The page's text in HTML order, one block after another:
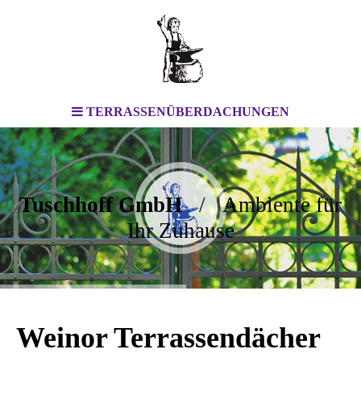
TERRASSENÜBERDACHUNGEN
Tuschhoff GmbH/ Ambiente für
Ihr Zuhause
Weinor Terrassendächer